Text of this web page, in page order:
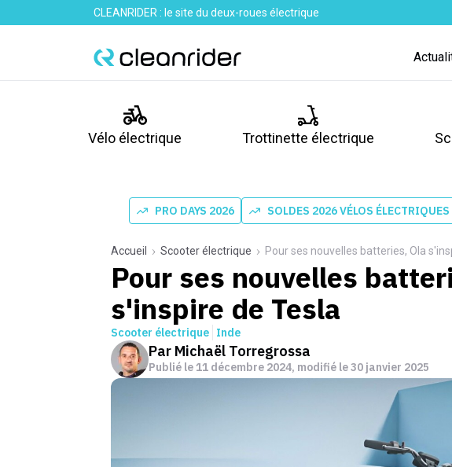
CLEANRIDER : le site du deux-roues électrique
Vélo électrique Trottinette électrique
PRO DAYS 2026 SOLDES 2026 VÉLOS ÉLECTRIQUES
Accueil Scooter électrique Pour ses nouvelles batteries, Ola
Pour ses nouvelles
s'inspire de Tesla
Scooter électrique Inde
Par Michaël Torregrossa
Publié le11 décembre 2024, modifié le 30 janvier 2025